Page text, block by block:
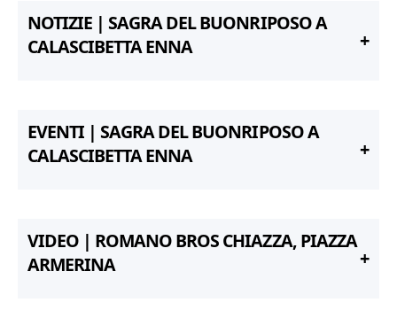
NOTIZIE | SAGRA DEL BUONRIPOSO A
CALASCIBETTA ENNA
EVENTI | SAGRA DEL BUONRIPOSO A
CALASCIBETTA ENNA
VIDEO | ROMANO BROS CHIAZZA, PIAZZA
ARMERINA